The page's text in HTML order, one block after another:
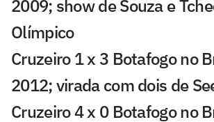
2009; show de Souza e
Olímpico
Cruzeiro 1 x 3 Botafogo no
2012; virada com dois de
Cruzeiro 4 x 0 Botafogo no